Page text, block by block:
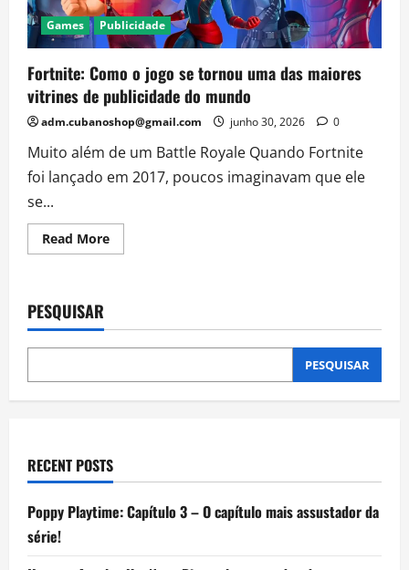
Games Publicidade
Fortnite: Como o jogo se tornou uma das maiores
vitrines de publicidade do mundo
adm.cubanoshop@gmail.com junho 30, 2026 0
Muito além de um Battle Royale Quando Fortnite
foi lançado em 2017, poucos imaginavam que ele
se...
Read MoreRead
more
se
uma
maiores
de
PESQUISAR
PESQUISAR
RECENT POSTS
Poppy Playtime: Capítulo 3 – O capítulo mais assustador da
série!